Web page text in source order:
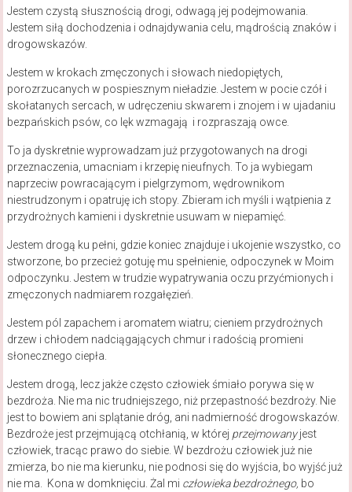
Jestem czystą słusznością drogi, odwagą jej podejmowania.
Jestem siłą dochodzenia i odnajdywania celu, mądrością znaków i
drogowskazów.
Jestem w krokach zmęczonych i słowach niedopiętych,
porozrzucanych w pospiesznym nieładzie. Jestem w pocie czół i
skołatanych sercach, w udręczeniu skwarem i znojem i w ujadaniu
bezpańskich psów, co lęk wzmagają i rozpraszają owce.
To ja dyskretnie wyprowadzam już przygotowanych na drogi
przeznaczenia, umacniam i krzepię nieufnych. To ja wybiegam
naprzeciw powracającym i pielgrzymom, wędrownikom
niestrudzonym i opatruję ich stopy. Zbieram ich myśli i wątpienia z
przydrożnych kamieni i dyskretnie usuwam w niepamięć.
Jestem drogą ku pełni, gdzie koniec znajduje i ukojenie wszystko, co
stworzone, bo przecież gotuję mu spełnienie, odpoczynek w Moim
odpoczynku. Jestem w trudzie wypatrywania oczu przyćmionych i
zmęczonych nadmiarem rozgałęzień.
Jestem pól zapachem i aromatem wiatru; cieniem przydrożnych
drzew i chłodem nadciągających chmur i radością promieni
słonecznego ciepła.
Jestem drogą, lecz jakże często człowiek śmiało porywa się w
bezdroża. Nie ma nic trudniejszego, niż przepastność bezdroży. Nie
jest to bowiem ani splątanie dróg, ani nadmierność drogowskazów.
Bezdroże jest przejmującą otchłanią, w której przejmowanyjest
człowiek, tracąc prawo do siebie. W bezdrożu człowiek już nie
zmierza, bo nie ma kierunku, nie podnosi się do wyjścia, bo wyjść już
nie ma. Kona w domknięciu. Żal mi człowieka bezdrożnego, bo